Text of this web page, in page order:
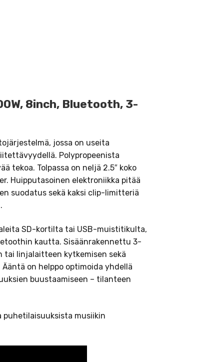
8inch, Bluetooth, 3-
jossa on useita
Polypropeenista
Tolpassa on neljä 2.5″ koko
Huipputasoinen elektroniikka pitää
suodatus sekä kaksi clip-limitteriä
SD-kortilta tai USB-muistitikulta,
kautta. Sisäänrakennettu 3-
tai linjalaitteen kytkemisen sekä
on helppo optimoida yhdellä
buustaamiseen – tilanteen
puhetilaisuuksista musiikin